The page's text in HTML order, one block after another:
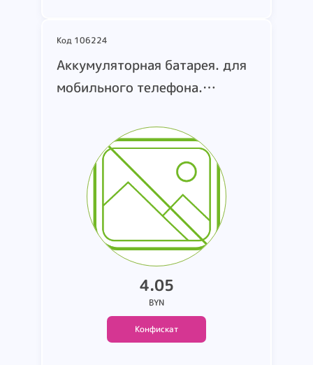
Код 106224
Аккумуляторная батарея. для
мобильного телефона.
Iphone 12 Promax.
3687мАh/14.13Wh. 3.83 V.
страна производства Китай. в
заводской упаковке. одна
упаковка вскрыта. вес 2 кг.
4.05
BYN
Конфискат